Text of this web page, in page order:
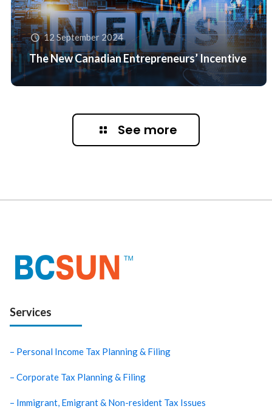
12 September 2024
The New Canadian Entrepreneurs’ Incentive
See more
Services
– Personal Income Tax Planning & Filing
– Corporate Tax Planning & Filing
– Immigrant, Emigrant & Non-resident Tax Issues